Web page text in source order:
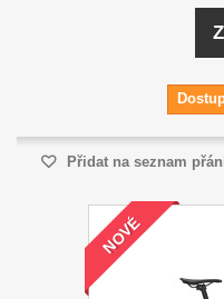
Přidat na seznam
NOVÉ